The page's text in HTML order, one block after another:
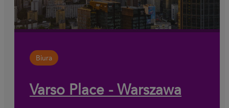
Biura
Varso Place - Warszawa